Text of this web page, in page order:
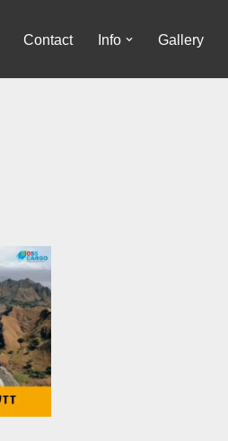
Contact Info Gallery